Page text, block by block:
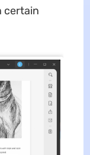
certain